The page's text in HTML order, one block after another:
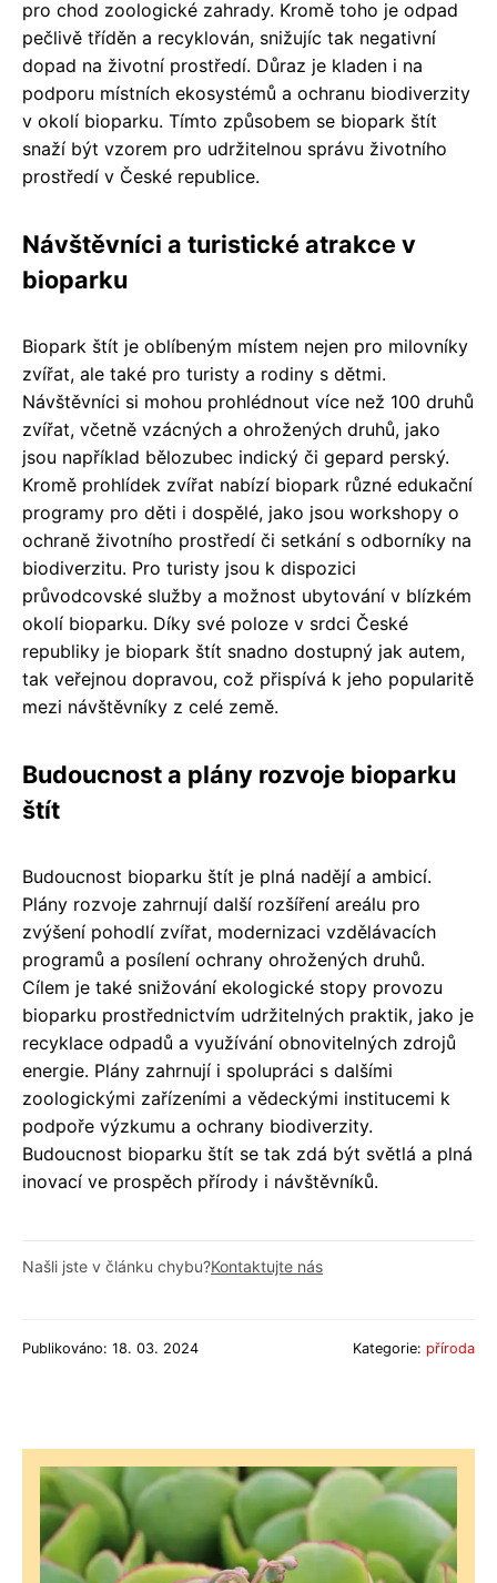
pro chod zoologické zahrady. Kromě toho je odpad
pečlivě tříděn a recyklován, snižujíc tak negativní
dopad na životní prostředí. Důraz je kladen i na
podporu místních ekosystémů a ochranu biodiverzity
v okolí bioparku. Tímto způsobem se biopark štít
snaží být vzorem pro udržitelnou správu životního
prostředí v České republice.
Návštěvníci a turistické atrakce v
bioparku
Biopark štít je oblíbeným místem nejen pro milovníky
zvířat, ale také pro turisty a rodiny s dětmi.
Návštěvníci si mohou prohlédnout více než 100 druhů
zvířat, včetně vzácných a ohrožených druhů, jako
jsou například bělozubec indický či gepard perský.
Kromě prohlídek zvířat nabízí biopark různé edukační
programy pro děti i dospělé, jako jsou workshopy o
ochraně životního prostředí či setkání s odborníky na
biodiverzitu. Pro turisty jsou k dispozici
průvodcovské služby a možnost ubytování v blízkém
okolí bioparku. Díky své poloze v srdci České
republiky je biopark štít snadno dostupný jak autem,
tak veřejnou dopravou, což přispívá k jeho popularitě
mezi návštěvníky z celé země.
Budoucnost a plány rozvoje bioparku
štít
Budoucnost bioparku štít je plná nadějí a ambicí.
Plány rozvoje zahrnují další rozšíření areálu pro
zvýšení pohodlí zvířat, modernizaci vzdělávacích
programů a posílení ochrany ohrožených druhů.
Cílem je také snižování ekologické stopy provozu
bioparku prostřednictvím udržitelných praktik, jako je
recyklace odpadů a využívání obnovitelných zdrojů
energie. Plány zahrnují i spolupráci s dalšími
zoologickými zařízeními a vědeckými institucemi k
podpoře výzkumu a ochrany biodiverzity.
Budoucnost bioparku štít se tak zdá být světlá a plná
inovací ve prospěch přírody i návštěvníků.
Našli jste v článku chybu?Kontaktujte nás
Publikováno: 18. 03. 2024 Kategorie: příroda